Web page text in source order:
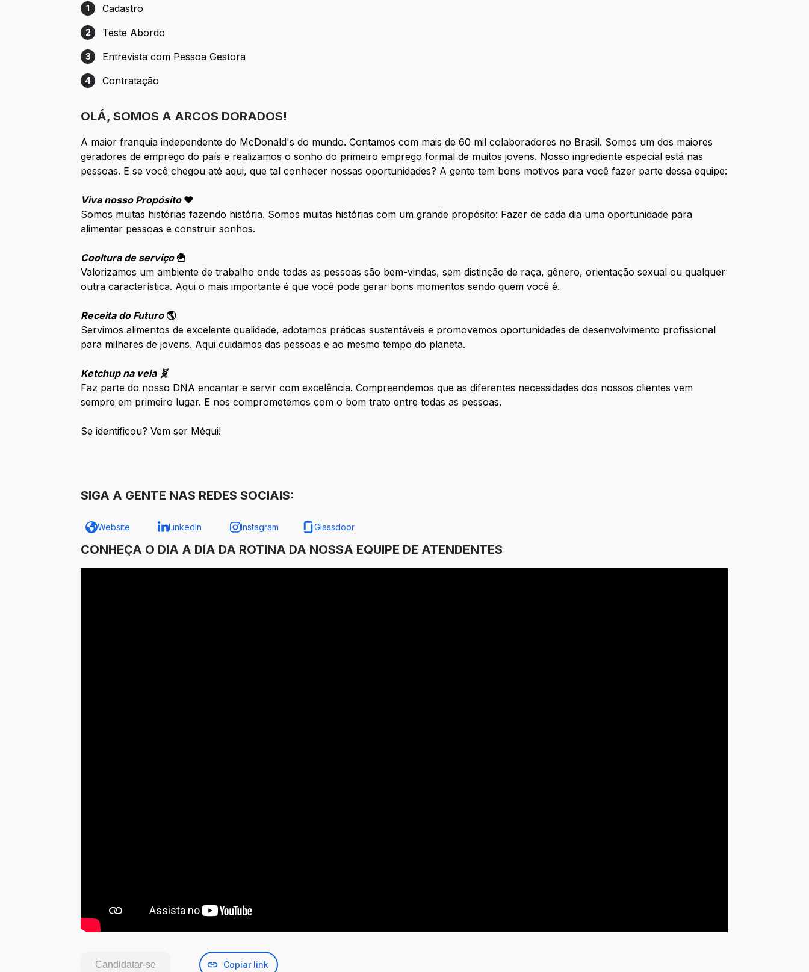
Etapa 1: Cadastro
1 Cadastro
Etapa 2: Teste Abordo
2 Teste Abordo
Etapa 3: Entrevista com Pessoa Gestora
3 Entrevista com Pessoa Gestora
Etapa 4: Contratação
4 Contratação
OLÁ, SOMOS A ARCOS DORADOS!
A maior franquia independente do McDonald's do mundo. Contamos com mais de 60 mil colaboradores no Brasil. Somos um dos maiores
geradores de emprego do país e realizamos o sonho do primeiro emprego formal de muitos jovens. Nosso ingrediente especial está nas
pessoas. E se você chegou até aqui, que tal conhecer nossas oportunidades? A gente tem bons motivos para você fazer parte dessa equipe:
Viva nosso Propósito ❤️
Somos muitas histórias fazendo história. Somos muitas histórias com um grande propósito: Fazer de cada dia uma oportunidade para
alimentar pessoas e construir sonhos.
Cooltura de serviço 🍟
Valorizamos um ambiente de trabalho onde todas as pessoas são bem-vindas, sem distinção de raça, gênero, orientação sexual ou qualquer
outra característica. Aqui o mais importante é que você pode gerar bons momentos sendo quem você é.
Receita do Futuro 🌎
Servimos alimentos de excelente qualidade, adotamos práticas sustentáveis e promovemos oportunidades de desenvolvimento profissional
para milhares de jovens. Aqui cuidamos das pessoas e ao mesmo tempo do planeta.
Ketchup na veia 🧬
Faz parte do nosso DNA encantar e servir com excelência. Compreendemos que as diferentes necessidades dos nossos clientes vem
sempre em primeiro lugar. E nos comprometemos com o bom trato entre todas as pessoas.
Se identificou? Vem ser Méqui!
SIGA A GENTE NAS REDES SOCIAIS:
Website LinkedIn Instagram Glassdoor
CONHEÇA O DIA A DIA DA ROTINA DA NOSSA EQUIPE DE ATENDENTES
Candidatar-se Copiar link